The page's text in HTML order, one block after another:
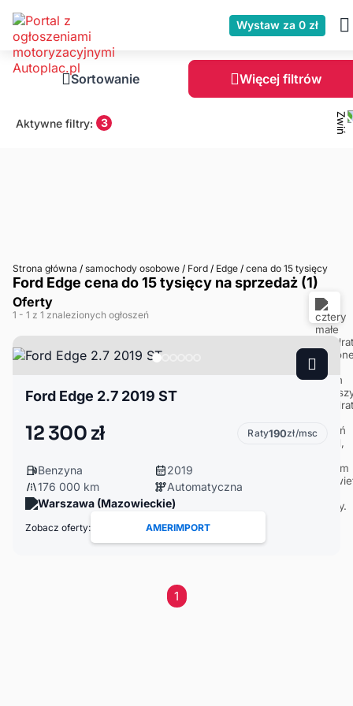
Wystaw za 0 zł
Sortowanie Więcej filtrów
Aktywne filtry: 3
Strona główna / samochody osobowe / Ford / Edge / cena do 15 tysięcy
Ford Edge cena do 15 tysięcy na sprzedaż (1)
Oferty
1 - 1 z 1 znalezionych ogłoszeń
Ford Edge 2.7 2019 ST
12 300 zł Raty190zł/msc
Benzyna
2019
176 000 km
Automatyczna
Warszawa (Mazowieckie)
Zobacz oferty: AMERIMPORT
1